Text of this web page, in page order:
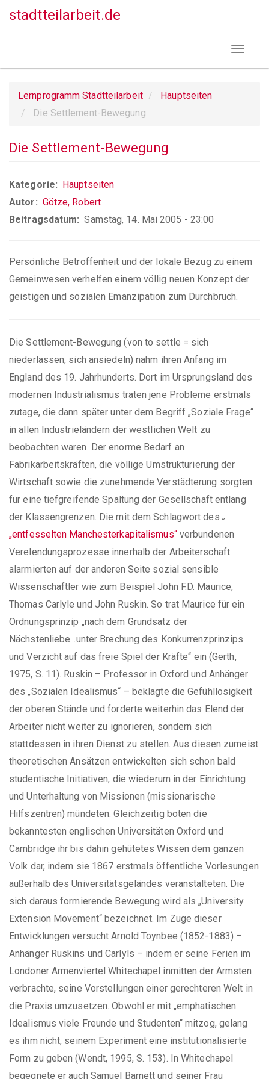
Direkt
stadtteilarbeit.de
Toggle
Lernprogramm Stadtteilarbeit
Hauptseiten
Die Settlement-Bewegung
Die Settlement-Bewegung
Kategorie
Hauptseiten
Autor
Götze, Robert
Beitragsdatum
Samstag, 14. Mai 2005 - 23:00
Persönliche Betroffenheit und der lokale Bezug zu einem
Gemeinwesen verhelfen einem völlig neuen Konzept der
geistigen und sozialen Emanzipation zum Durchbruch.
Die Settlement-Bewegung (von to settle = sich
niederlassen, sich ansiedeln) nahm ihren Anfang im
England des 19. Jahrhunderts. Dort im Ursprungsland des
modernen Industrialismus traten jene Probleme erstmals
zutage, die dann später unter dem Begriff „Soziale Frage“
in allen Industrieländern der westlichen Welt zu
beobachten waren. Der enorme Bedarf an
Fabrikarbeitskräften, die völlige Umstrukturierung der
Wirtschaft sowie die zunehmende Verstädterung sorgten
für eine tiefgreifende Spaltung der Gesellschaft entlang
der Klassengrenzen. Die mit dem Schlagwort des »
„entfesselten Manchesterkapitalismus“verbundenen
Verelendungsprozesse innerhalb der Arbeiterschaft
alarmierten auf der anderen Seite sozial sensible
Wissenschaftler wie zum Beispiel John F.D. Maurice,
Thomas Carlyle und John Ruskin. So trat Maurice für ein
Ordnungsprinzip „nach dem Grundsatz der
Nächstenliebe...unter Brechung des Konkurrenzprinzips
und Verzicht auf das freie Spiel der Kräfte“ ein (Gerth,
1975, S. 11). Ruskin – Professor in Oxford und Anhänger
des „Sozialen Idealismus“ – beklagte die Gefühllosigkeit
der oberen Stände und forderte weiterhin das Elend der
Arbeiter nicht weiter zu ignorieren, sondern sich
stattdessen in ihren Dienst zu stellen. Aus diesen zumeist
theoretischen Ansätzen entwickelten sich schon bald
studentische Initiativen, die wiederum in der Einrichtung
und Unterhaltung von Missionen (missionarische
Hilfszentren) mündeten. Gleichzeitig boten die
bekanntesten englischen Universitäten Oxford und
Cambridge ihr bis dahin gehütetes Wissen dem ganzen
Volk dar, indem sie 1867 erstmals öffentliche Vorlesungen
außerhalb des Universitätsgeländes veranstalteten. Die
sich daraus formierende Bewegung wird als „University
Extension Movement“ bezeichnet. Im Zuge dieser
Entwicklungen versucht Arnold Toynbee (1852-1883) –
Anhänger Ruskins und Carlyls – indem er seine Ferien im
Londoner Armenviertel Whitechapel inmitten der Ärmsten
verbrachte, seine Vorstellungen einer gerechteren Welt in
die Praxis umzusetzen. Obwohl er mit „emphatischen
Idealismus viele Freunde und Studenten“ mitzog, gelang
es ihm nicht, seinem Experiment eine institutionalisierte
Form zu geben (Wendt, 1995, S. 153). In Whitechapel
begegnete er auch Samuel Barnett und seiner Frau